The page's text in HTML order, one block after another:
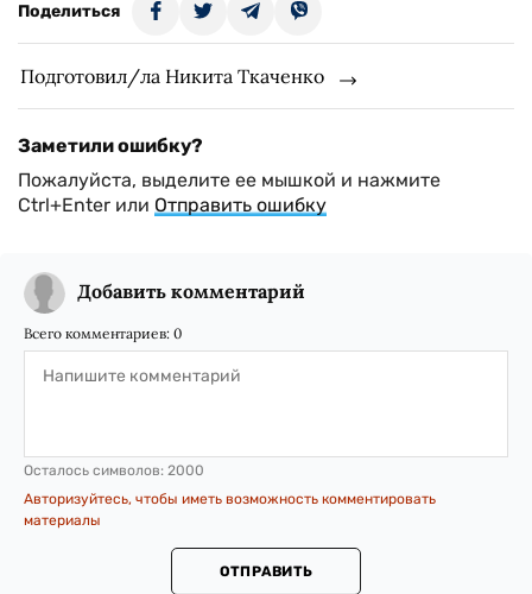
Поделиться
Подготовил/ла Никита Ткаченко
Заметили ошибку?
Пожалуйста, выделите ее мышкой и нажмите
Ctrl+Enter или Отправить ошибку
Добавить комментарий
Всего комментариев: 0
Осталось символов: 2000
Авторизуйтесь, чтобы иметь возможность комментировать
материалы
ОТПРАВИТЬ